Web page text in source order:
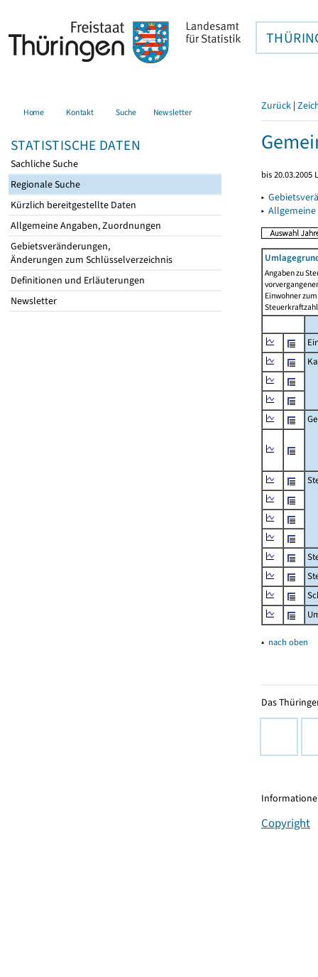
Home Kontakt Suche Newsletter
STATISTISCHE DATEN
Sachliche Suche
Regionale Suche
Kürzlich bereitgestellte Daten
Allgemeine Angaben, Zuordnungen
Gebietsveränderungen,
Änderungen zum Schlüsselverzeichnis
Definitionen und Erläuterungen
Newsletter
Zurück |
bis
▸
▸
Angaben zu
Einwohner
▴ nach oben
Das
Copyright